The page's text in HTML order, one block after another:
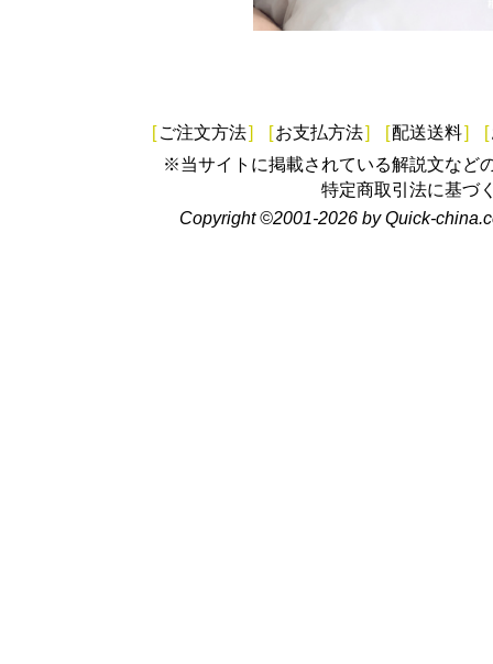
[ ご注文方法] [お支払方法] [配送送料] [
※当サイトに掲載されている解説文など
特定商取引法に基づ
Copyright ©2001-2026 by Quick-